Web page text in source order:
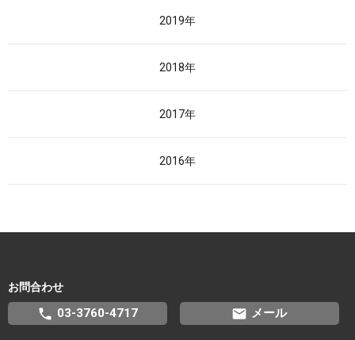
2019年
2018年
2017年
2016年
お問合わせ
phone 03-3760-4717 email メール